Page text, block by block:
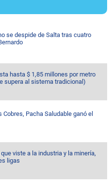
se despide de Salta tras cuatro
hasta $ 1,85 millones por metro
supera al sistema tradicional)
Cobres, Pacha Saludable ganó el
viste a la industria y la minería,
ligas